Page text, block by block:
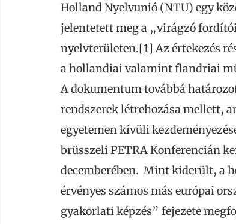
Holland Nyelvunió (NTU) egy
jelentetett meg a „virágzó
nyelvterületen.[1] Az értekezés
a hollandiai valamint flandriai
A dokumentum továbbá
rendszerek létrehozása mellett,
egyetemen kívüli
brüsszeli PETRA Konferencián
decemberében. Mint kiderült, a
érvényes számos más európai
gyakorlati képzés” fejezete